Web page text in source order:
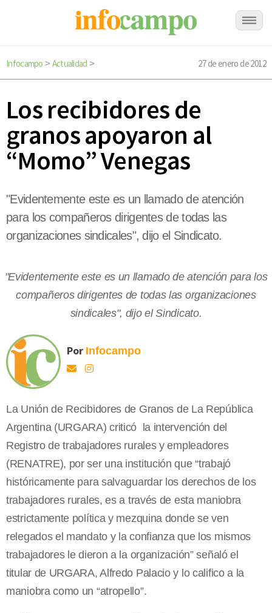
Infocampo > Actualidad > 27 de enero de 2012
Los recibidores de
granos apoyaron al
“Momo” Venegas
"Evidentemente este es un llamado de atención
para los compañeros dirigentes de todas las
organizaciones sindicales", dijo el Sindicato.
"Evidentemente este es un llamado de atención para los
compañeros dirigentes de todas las organizaciones
sindicales", dijo el Sindicato.
Por Infocampo
La Unión de Recibidores de Granos de La República
Argentina (URGARA) criticó la intervención del
Registro de trabajadores rurales y empleadores
(RENATRE), por ser una institución que “trabajó
históricamente para salvaguardar los derechos de los
trabajadores rurales, es a través de esta maniobra
estrictamente política y mezquina donde se ven
relegados el mandato y la confianza que los mismos
trabajadores le dieron a la organización” señaló el
titular de URGARA, Alfredo Palacio y lo califico a la
maniobra como un “atropello”.